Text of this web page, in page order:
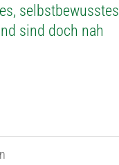
selbstbewusstes
sind doch nah